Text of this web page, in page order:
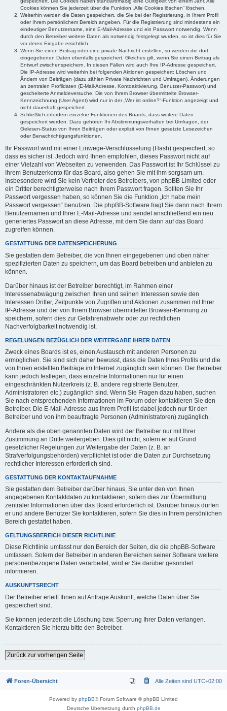
Cookies können Sie jederzeit über die Funktion „Alle Cookies löschen“ löschen.
Weiterhin werden die Daten gespeichert, die Sie bei der Registrierung, in Ihrem Profil
oder Ihrem persönlichem Bereich angeben. Für die Registrierung sind mindestens ein
eindeutiger Benutzername, eine E-Mail-Adresse und ein Passwort notwendig. Wenn
durch den Betreiber weitere Daten als notwendig festgelegt wurden, so ist dies für Sie
vor deren Eingabe ersichtlich.
Wenn Sie einen Beitrag oder eine private Nachricht erstellen, so werden die dort
eingegebenen Daten ebenfalls gespeichert. Gleiches gilt, wenn Sie einen Beitrag als
Entwurf zwischenspeichern. In diesen Fällen wird auch Ihre IP-Adresse gespeichert.
Die IP-Adresse wird weiterhin bei folgenden Aktionen gespeichert: Löschen und
Ändern von Beiträgen (dazu zählen Private Nachrichten und Umfragen), Änderungen
an zentralen Profildaten (E-Mail-Adresse, Kontoaktivierung, Benutzer-Passwort) und
gescheiterte Anmeldeversuche. Die von Ihrem Browser übermittelte Browser-
Kennzeichnung (User Agent) wird nur in der „Wer ist online?“-Funktion angezeigt und
nicht dauerhaft gespeichert.
Schließlich erfordern einzelne Funktionen des Boards, dass weitere Daten
gespeichert werden. Dazu gehören Ihr Abstimmungsverhalten bei Umfragen, der
Gelesen-Status von Ihren Beiträgen oder explizit von Ihnen gesetzte Lesezeichen
oder Benachrichtigungsfunktionen.
Ihr Passwort wird mit einer Einwege-Verschlüsselung (Hash) gespeichert, so
dass es sicher ist. Jedoch wird Ihnen empfohlen, dieses Passwort nicht auf
einer Vielzahl von Webseiten zu verwenden. Das Passwort ist Ihr Schlüssel zu
Ihrem Benutzerkonto für das Board, also gehen Sie mit ihm sorgsam um.
Insbesondere wird Sie kein Vertreter des Betreibers, von phpBB Limited oder
ein Dritter berechtigterweise nach Ihrem Passwort fragen. Sollten Sie Ihr
Passwort vergessen haben, so können Sie die Funktion „Ich habe mein
Passwort vergessen“ benutzen. Die phpBB-Software fragt Sie dann nach Ihrem
Benutzernamen und Ihrer E-Mail-Adresse und sendet anschließend ein neu
generiertes Passwort an diese Adresse, mit dem Sie dann auf das Board
zugreifen können.
GESTATTUNG DER DATENSPEICHERUNG
Sie gestatten dem Betreiber, die von Ihnen eingegebenen und oben näher
spezifizierten Daten zu speichern, um das Board betreiben und anbieten zu
können.
Darüber hinaus ist der Betreiber berechtigt, im Rahmen einer
Interessenabwägung zwischen Ihren und seinen Interessen sowie den
Interessen Dritter, Zeitpunkte von Zugriffen und Aktionen zusammen mit Ihrer
IP-Adresse und der von Ihrem Browser übermittelter Browser-Kennung zu
speichern, sofern dies zur Gefahrenabwehr oder zur rechtlichen
Nachverfolgbarkeit notwendig ist.
REGELUNGEN BEZÜGLICH DER WEITERGABE IHRER DATEN
Zweck eines Boards ist es, einen Austausch mit anderen Personen zu
ermöglichen. Sie sind sich daher bewusst, dass die Daten Ihres Profils und die
von Ihnen erstellten Beiträge im Internet zugänglich sein können. Der Betreiber
kann jedoch festlegen, dass einzelne Informationen nur für einen
eingeschränkten Nutzerkreis (z. B. andere registrierte Benutzer,
Administratoren etc.) zugänglich sind. Wenn Sie Fragen dazu haben, suchen
Sie nach entsprechenden Informationen im Forum oder kontaktieren Sie den
Betreiber. Die E-Mail-Adresse aus Ihrem Profil ist dabei jedoch nur für den
Betreiber und von ihm beauftragte Personen (Administratoren) zugänglich.
Andere als die oben genannten Daten wird der Betreiber nur mit Ihrer
Zustimmung an Dritte weitergeben. Dies gilt nicht, sofern er auf Grund
gesetzlicher Regelungen zur Weitergabe der Daten (z. B. an
Strafverfolgungsbehörden) verpflichtet ist oder die Daten zur Durchsetzung
rechtlicher Interessen erforderlich sind.
GESTATTUNG DER KONTAKTAUFNAHME
Sie gestatten dem Betreiber darüber hinaus, Sie unter den von Ihnen
angegebenen Kontaktdaten zu kontaktieren, sofern dies zur Übermittlung
zentraler Informationen über das Board erforderlich ist. Darüber hinaus dürfen
er und andere Benutzer Sie kontaktieren, sofern Sie dies in Ihrem persönlichen
Bereich gestattet haben.
GELTUNGSBEREICH DIESER RICHTLINIE
Diese Richtlinie umfasst nur den Bereich der Seiten, die die phpBB-Software
umfassen. Sofern der Betreiber in anderen Bereichen seiner Software weitere
personenbezogene Daten verarbeitet, wird er Sie darüber gesondert
informieren.
AUSKUNFTSRECHT
Der Betreiber erteilt Ihnen auf Anfrage Auskunft, welche Daten über Sie
gespeichert sind.
Sie können jederzeit die Löschung bzw. Sperrung Ihrer Daten verlangen.
Kontaktieren Sie hierzu bitte den Betreiber.
Zurück zur vorherigen Seite
Foren-Übersicht Alle Zeiten sind UTC+02:00
Powered by phpBB® Forum Software © phpBB Limited
Deutsche Übersetzung durch phpBB.de